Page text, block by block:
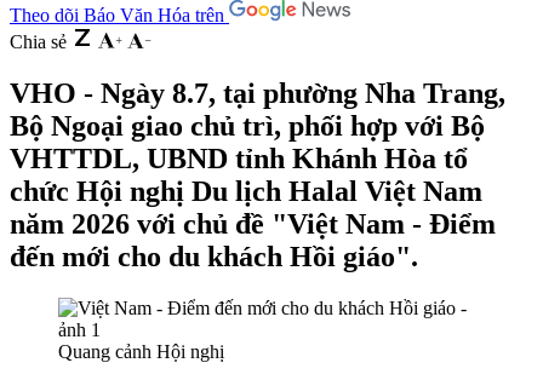
Theo dõi Báo Văn Hóa trên
Chia sẻ
VHO - Ngày 8.7, tại phường Nha Trang,
Bộ Ngoại giao chủ trì, phối hợp với Bộ
VHTTDL, UBND tỉnh Khánh Hòa tổ
chức Hội nghị Du lịch Halal Việt Nam
năm 2026 với chủ đề "Việt Nam - Điểm
đến mới cho du khách Hồi giáo".
Quang cảnh Hội nghị